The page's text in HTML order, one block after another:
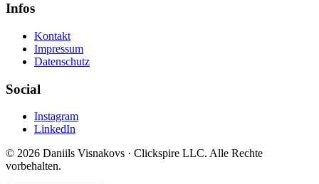
Infos
Kontakt
Impressum
Datenschutz
Social
Instagram
LinkedIn
© 2026 Daniils Visnakovs · Clickspire LLC. Alle Rechte
vorbehalten.